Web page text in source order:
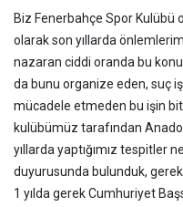
Biz Fenerbahçe Spor Kulübü
olarak son yıllarda
nazaran ciddi oranda bu
da bunu organize eden, suç
mücadele etmeden bu işin
kulübümüz tarafından
yıllarda yaptığımız tespitler
duyurusunda bulunduk,
1 yılda gerek Cumhuriyet